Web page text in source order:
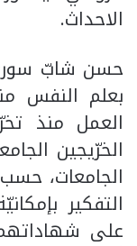
الاحداث.
حسن شابّ
بعلم النفس
العمل منذ
الخرّيجين
الجامعات،
التفكير
على